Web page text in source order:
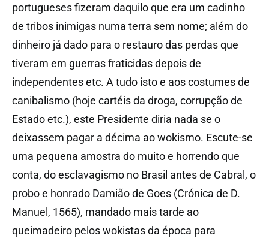
portugueses fizeram daquilo que era um cadinho
de tribos inimigas numa terra sem nome; além do
dinheiro já dado para o restauro das perdas que
tiveram em guerras fraticidas depois de
independentes etc. A tudo isto e aos costumes de
canibalismo (hoje cartéis da droga, corrupção de
Estado etc.), este Presidente diria nada se o
deixassem pagar a décima ao wokismo. Escute-se
uma pequena amostra do muito e horrendo que
conta, do esclavagismo no Brasil antes de Cabral, o
probo e honrado Damião de Goes (Crónica de D.
Manuel, 1565), mandado mais tarde ao
queimadeiro pelos wokistas da época para